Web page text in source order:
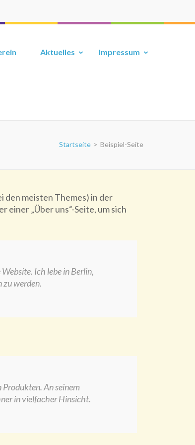
Aktuelles Impressum
Startseite > Beispiel-Seite
den meisten Themes) in der
„Über uns“-Seite, um sich
Ich lebe in Berlin,
zu werden.
An seinem
in vielfacher Hinsicht.